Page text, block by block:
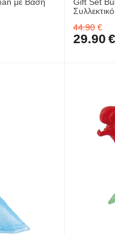
44.90 €
29.90 €